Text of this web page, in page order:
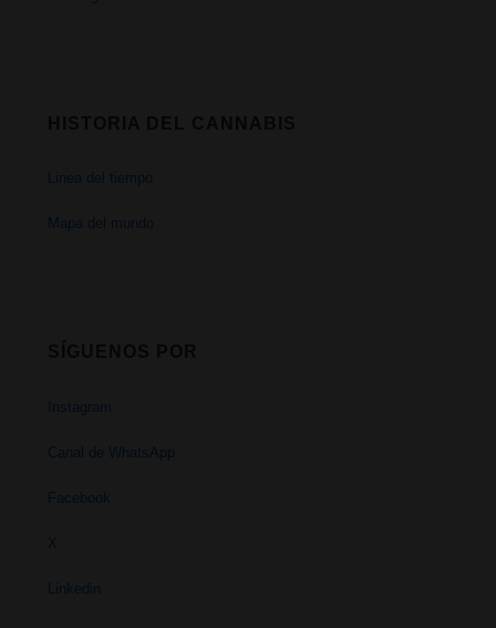
Linea del tiempo
Mapa del mundo
Instagram
Canal de WhatsApp
Facebook
X
Linkedin